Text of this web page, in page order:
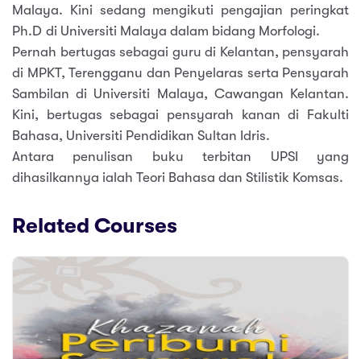
Malaya. Kini sedang mengikuti pengajian peringkat
Ph.D di Universiti Malaya dalam bidang Morfologi.
Pernah bertugas sebagai guru di Kelantan, pensyarah
di MPKT, Terengganu dan Penyelaras serta Pensyarah
Sambilan di Universiti Malaya, Cawangan Kelantan.
Kini, bertugas sebagai pensyarah kanan di Fakulti
Bahasa, Universiti Pendidikan Sultan Idris.
Antara penulisan buku terbitan UPSI yang
dihasilkannya ialah Teori Bahasa dan Stilistik Komsas.
Related Courses